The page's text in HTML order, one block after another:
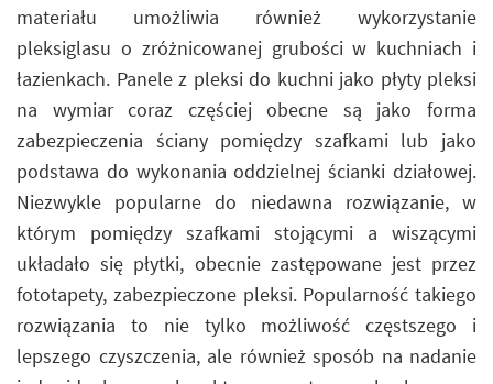
materiału umożliwia również wykorzystanie
pleksiglasu o zróżnicowanej grubości w kuchniach i
łazienkach. Panele z pleksi do kuchni jako płyty pleksi
na wymiar coraz częściej obecne są jako forma
zabezpieczenia ściany pomiędzy szafkami lub jako
podstawa do wykonania oddzielnej ścianki działowej.
Niezwykle popularne do niedawna rozwiązanie, w
którym pomiędzy szafkami stojącymi a wiszącymi
układało się płytki, obecnie zastępowane jest przez
fototapety, zabezpieczone pleksi. Popularność takiego
rozwiązania to nie tylko możliwość częstszego i
lepszego czyszczenia, ale również sposób na nadanie